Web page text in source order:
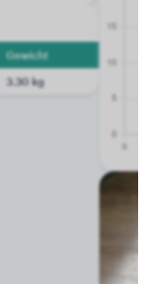
Gewicht
3.30 kg